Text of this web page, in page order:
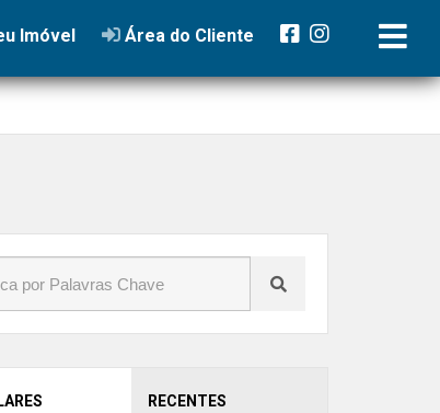
Imóvel Área do Cliente
RECENTES